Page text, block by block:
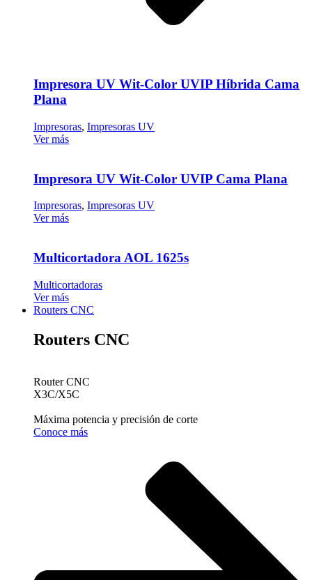
Impresora UV Wit-Color UVIP Híbrida Cama
Plana
Impresoras, Impresoras UV
Ver más
Impresora UV Wit-Color UVIP Cama Plana
Impresoras, Impresoras UV
Ver más
Multicortadora AOL 1625s
Multicortadoras
Ver más
Routers CNC
Routers CNC
Router CNC
X3C/X5C
Máxima potencia y precisión de corte
Conoce más